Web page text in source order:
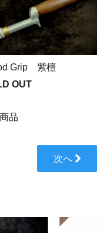
Grip 紫檀
OUT
品
次へ